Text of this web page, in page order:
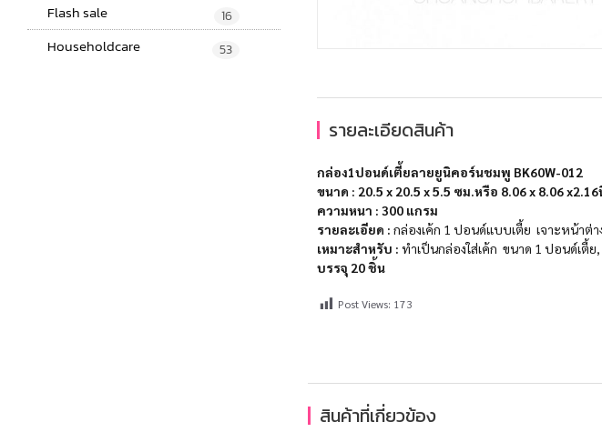
Flash sale 16
Householdcare 53
รายละเอียดสินค้า
กล่อง1ปอนด์เตี้ยลายยูนิคอร์นชมพู BK60W-012
ขนาด : 20.5 x 20.5 x 5.5 ซม.หรือ 8.06 x 8.06 x2.16
ความหนา : 300 แกรม
รายละเอียด : กล่องเค้ก 1 ปอนด์แบบเตี้ย ​เจาะหน้าต่
เหมาะสำหรับ : ทำเป็นกล่องใส่เค้ก ขนาด 1 ปอนด์เตี้
บรรจุ 20 ชิ้น
Post Views: 173
สินค้าที่เกี่ยวข้อง